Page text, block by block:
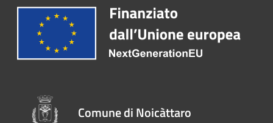
Comune di Noicàttaro